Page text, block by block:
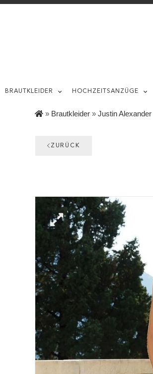
BRAUTKLEIDER HOCHZEITSANZÜGE
» Brautkleider » Justin Alexander
ZURÜCK